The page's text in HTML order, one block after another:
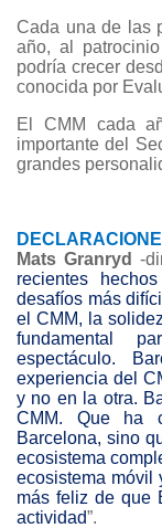
Cada una de las
año, al
podría crecer
conocida por
El CMM cada
importante del
grandes
Mats Granryd -
recientes
desafíos más
el CMM, la
fundamental
espectáculo.
experiencia del
y no en la otra.
CMM. Que ha
Barcelona, sino
ecosistema
ecosistema móvil
más feliz de que
actividad”.